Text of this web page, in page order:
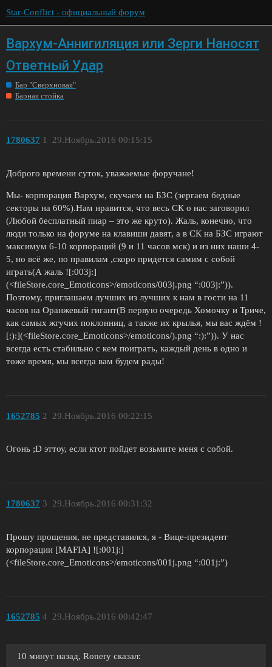
Star-Conflict - официальный форум
Вархум-Аннигиляция или Зерги Наносят
Ответный Удар
Бар "Сверхновая"
Барная стойка
1780637 29.Ноябрь.2016 00:15:15
1
Доброго времени суток, уважаемые форучане!
Мы- корпорация Вархум, скучаем на БЗС (зергаем бедные
секторы на 60%).Нам нравится, что весь СК о нас заговорил
(Любой бесплатный пиар – это же круто). Жаль, конечно, что
люди только на форуме на клавиши давят, а в СК на БЗС играют
максимум 6-10 корпораций (9 и 11 часов мск) и из них наши 4-
5, но всё же, по правилам ,скоро придется самим с собой
играть(А жаль ![:003j:]
(<fileStore.core_Emoticons>/emoticons/003j.png “:003j:”)).
Поэтому, приглашаем лучших из лучших к нам в гости на 11
часов на Оранжевый гигант(В первую очередь Хомочку и Триче,
как самых жгучих поклонниц, а также их крылья, мы вас ждём !
[:):](<fileStore.core_Emoticons>/emoticons/).png “:):”)). У нас
всегда есть стабильно с кем поиграть, каждый день в одно и
тоже время, мы всегда вам будем рады!
1652785 29.Ноябрь.2016 00:22:15
2
Огонь ;D эттоу, если ктот пойдет возьмите меня с собой.
1780637 29.Ноябрь.2016 00:31:32
3
Прошу прощения, не представился, я - Вице-президент
корпорации [MAFIA] ![:001j:]
(<fileStore.core_Emoticons>/emoticons/001j.png “:001j:”)
1652785 29.Ноябрь.2016 00:42:47
4
10 минут назад, Ronery сказал: